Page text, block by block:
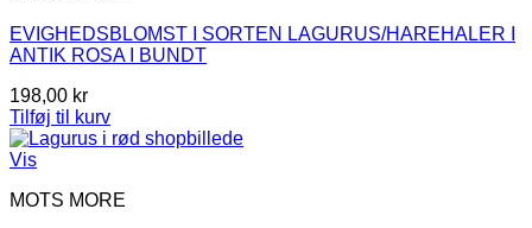
EVIGHEDSBLOMST I SORTEN LAGURUS/HAREHALER I
ANTIK ROSA I BUNDT
198,00 kr
Tilføj til kurv
Vis
MOTS MORE